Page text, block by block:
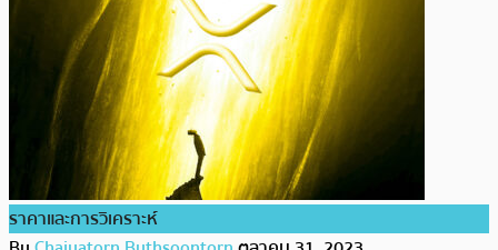
ราคาและการวิเคราะห์